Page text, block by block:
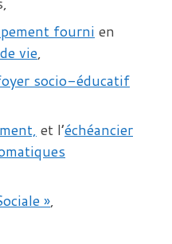
fourni en
vie,
socio-éducatif
et l’échéancier
»,